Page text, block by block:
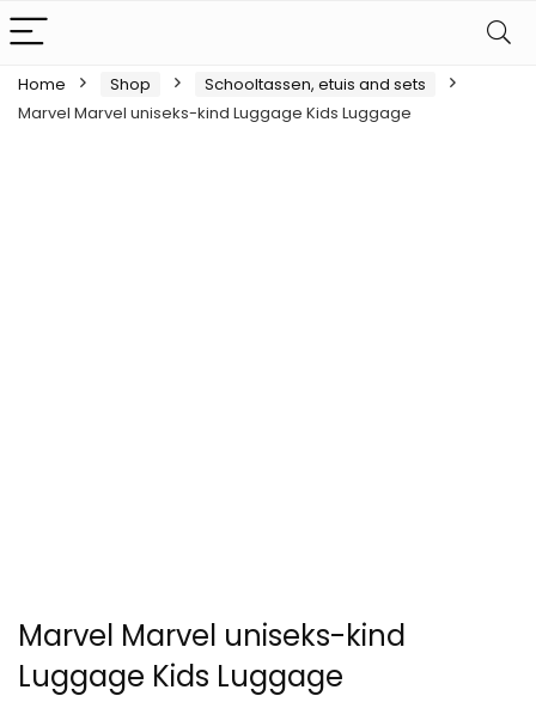
Home Shop
Schooltassen, etuis and sets
Marvel Marvel uniseks-kind Luggage Kids Luggage
Marvel Marvel uniseks-kind
Luggage Kids Luggage